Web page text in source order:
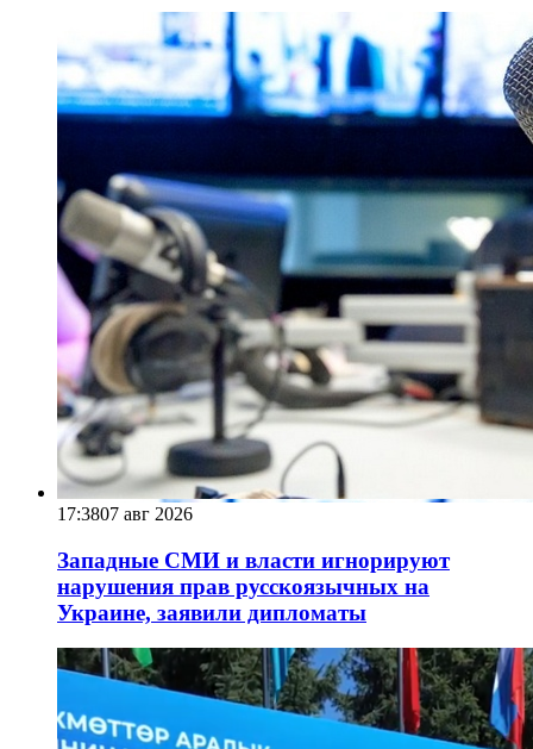
17:3807 авг 2026
Западные СМИ и власти игнорируют
нарушения прав русскоязычных на
Украине, заявили дипломаты